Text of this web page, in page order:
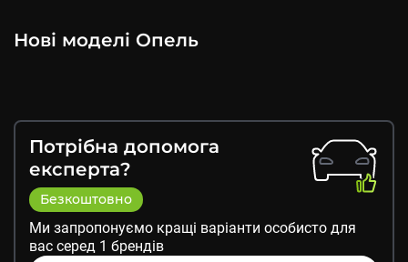
Нові моделі Опель
Потрібна допомога
експерта?
Безкоштовно
Ми запропонуємо кращі варіанти особисто для
вас серед 1 брендів